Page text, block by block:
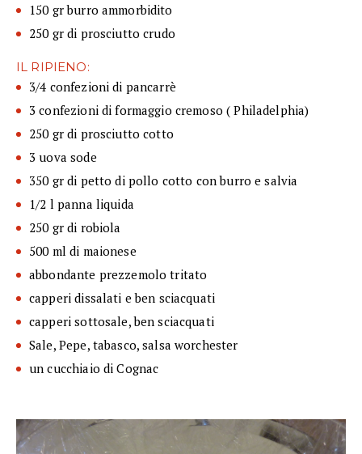
150 gr burro ammorbidito
250 gr di prosciutto crudo
IL RIPIENO:
3/4 confezioni di pancarrè
3 confezioni di formaggio cremoso ( Philadelphia)
250 gr di prosciutto cotto
3 uova sode
350 gr di petto di pollo cotto con burro e salvia
1/2 l panna liquida
250 gr di robiola
500 ml di maionese
abbondante prezzemolo tritato
capperi dissalati e ben sciacquati
capperi sottosale, ben sciacquati
Sale, Pepe, tabasco, salsa worchester
un cucchiaio di Cognac